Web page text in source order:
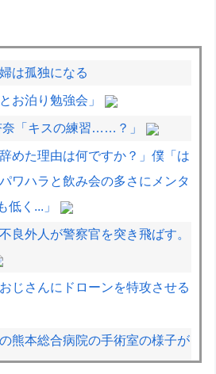
は孤独になる
お泊り勉強会」
奈「キスの練習……？」
めた理由は何ですか？」僕「は
ワハラと飲み会の多さにメンタ
低く...」
良外人が警察官を突き飛ばす。
じさんにドローンを特攻させる
熊本総合病院の手術室の様子が